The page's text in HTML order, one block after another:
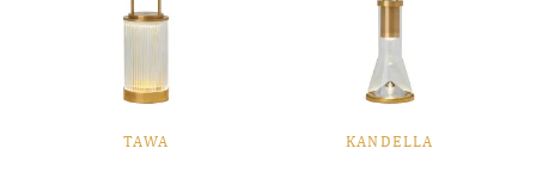
TAWA KANDELLA